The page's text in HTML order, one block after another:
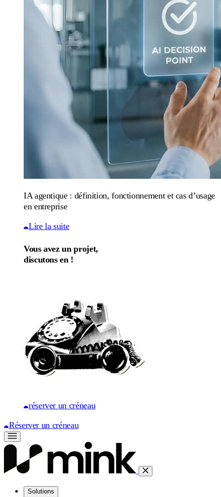
IA agentique : définition, fonctionnement et cas d’usage
en entreprise
Lire la suite
Vous avez un projet,
discutons en !
réserver un créneau
Réserver un créneau
Solutions